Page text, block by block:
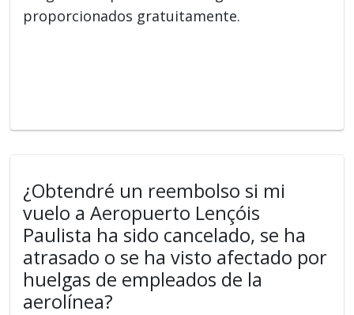
proporcionados gratuitamente.
¿Obtendré un reembolso si mi
vuelo a Aeropuerto Lençóis
Paulista ha sido cancelado, se ha
atrasado o se ha visto afectado por
huelgas de empleados de la
aerolínea?